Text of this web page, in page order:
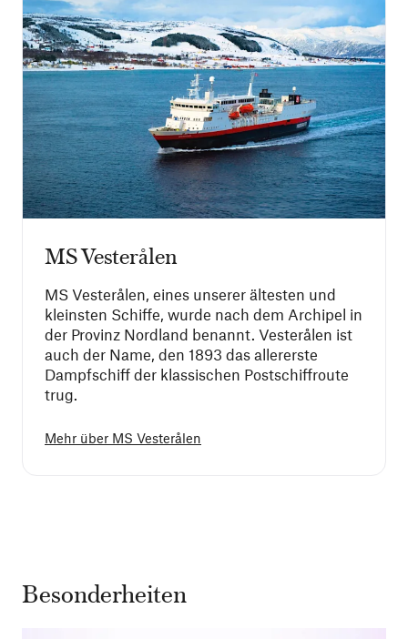
MS Vesterålen
MS Vesterålen, eines unserer ältesten und
kleinsten Schiffe, wurde nach dem Archipel in
der Provinz Nordland benannt. Vesterålen ist
auch der Name, den 1893 das allererste
Dampfschiff der klassischen Postschiffroute
trug.
Mehr über MS Vesterålen
Besonderheiten